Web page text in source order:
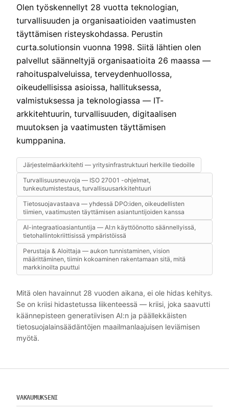
Olen työskennellyt 28 vuotta teknologian,
turvallisuuden ja organisaatioiden vaatimusten
täyttämisen risteyskohdassa. Perustin
curta.solutionsin vuonna 1998. Siitä lähtien olen
palvellut säänneltyjä organisaatioita 26 maassa —
rahoituspalveluissa, terveydenhuollossa,
oikeudellisissa asioissa, hallituksessa,
valmistuksessa ja teknologiassa — IT-
arkkitehtuurin, turvallisuuden, digitaalisen
muutoksen ja vaatimusten täyttämisen
kumppanina.
Järjestelmäarkkitehti — yritysinfrastruktuuri herkille tiedoille
Turvallisuusneuvoja — ISO 27001 -ohjelmat,
tunkeutumistestaus, turvallisuusarkkitehtuuri
Tietosuojavastaava — yhdessä DPO:iden, oikeudellisten
tiimien, vaatimusten täyttämisen asiantuntijoiden kanssa
AI-integraatioasiantuntija — AI:n käyttöönotto säännellyissä,
tietohallintokriittisissä ympäristöissä
Perustaja & Aloittaja — aukon tunnistaminen, vision
määrittäminen, tiimin kokoaminen rakentamaan sitä, mitä
markkinoilta puuttui
Mitä olen havainnut 28 vuoden aikana, ei ole hidas kehitys.
Se on kriisi hidastetussa liikenteessä — kriisi, joka saavutti
käännepisteen generatiivisen AI:n ja päällekkäisten
tietosuojalainsäädäntöjen maailmanlaajuisen leviämisen
myötä.
VAKAUMUKSENI